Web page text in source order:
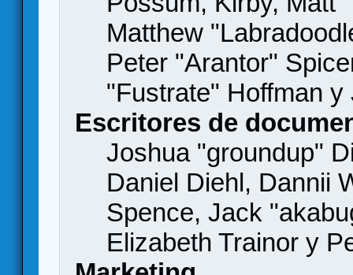
Matthew
Peter "Arantor"
"Fustrate" Hoffman
Escritores de
Joshua "groundup"
Daniel Diehl, Dannii
Spence, Jack
Elizabeth Trainor y